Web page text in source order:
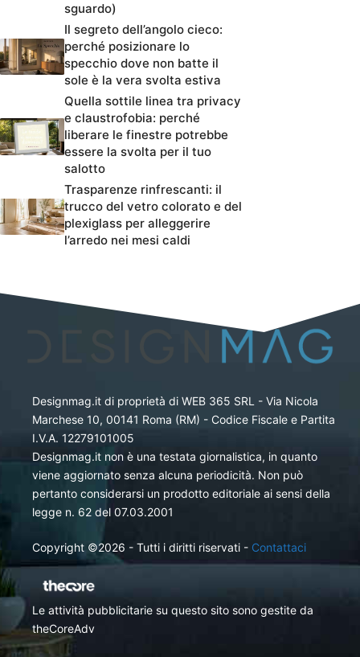
sguardo)
Il segreto dell’angolo cieco:
perché posizionare lo
specchio dove non batte il
sole è la vera svolta estiva
Quella sottile linea tra privacy
e claustrofobia: perché
liberare le finestre potrebbe
essere la svolta per il tuo
salotto
Trasparenze rinfrescanti: il
trucco del vetro colorato e del
plexiglass per alleggerire
l’arredo nei mesi caldi
Designmag.it di proprietà di WEB 365 SRL - Via Nicola
Marchese 10, 00141 Roma (RM) - Codice Fiscale e Partita
I.V.A. 12279101005
Designmag.it non è una testata giornalistica, in quanto
viene aggiornato senza alcuna periodicità. Non può
pertanto considerarsi un prodotto editoriale ai sensi della
legge n. 62 del 07.03.2001
Copyright ©2026 - Tutti i diritti riservati - Contattaci
Le attività pubblicitarie su questo sito sono gestite da
theCoreAdv